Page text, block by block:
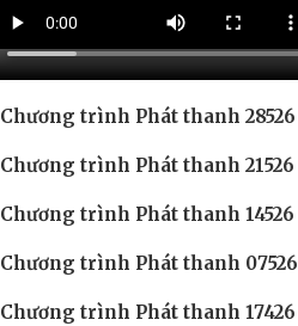
Chương trình Phát thanh 28526
Chương trình Phát thanh 21526
Chương trình Phát thanh 14526
Chương trình Phát thanh 07526
Chương trình Phát thanh 17426